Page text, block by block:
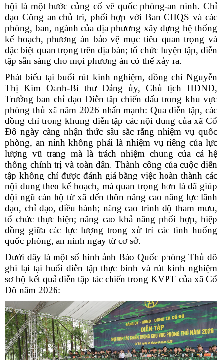
hội là một bước củng cố về quốc phòng-an ninh. Chỉ
đạo Công an chủ trì, phối hợp với Ban CHQS và các
phòng, ban, ngành của địa phương xây dựng hệ thống
kế hoạch, phương án bảo vệ mục tiêu quan trọng và
đặc biệt quan trọng trên địa bàn; tổ chức luyện tập, diễn
tập sẵn sàng cho mọi phương án có thể xảy ra.
Phát biểu tại buổi rút kinh nghiệm, đồng chí Nguyễn
Thị Kim Oanh-Bí thư Đảng ủy, Chủ tịch HĐND,
Trưởng ban chỉ đạo Diễn tập chiến đấu trong khu vực
phòng thủ xã năm 2026 nhấn mạnh: Qua diễn tập, các
đồng chí trong khung diễn tập các nội dung của xã Cổ
Đô ngày càng nhận thức sâu sắc rằng nhiệm vụ quốc
phòng, an ninh không phải là nhiệm vụ riêng của lực
lượng vũ trang mà là trách nhiệm chung của cả hệ
thống chính trị và toàn dân. Thành công của cuộc diễn
tập không chỉ được đánh giá bằng việc hoàn thành các
nội dung theo kế hoạch, mà quan trọng hơn là đã giúp
đội ngũ cán bộ từ xã đến thôn nâng cao năng lực lãnh
đạo, chỉ đạo, điều hành; nâng cao trình độ tham mưu,
tổ chức thực hiện; nâng cao khả năng phối hợp, hiệp
đồng giữa các lực lượng trong xử trí các tình huống
quốc phòng, an ninh ngay từ cơ sở.
Dưới đây là một số hình ảnh Báo Quốc phòng Thủ đô
ghi lại tại buổi diễn tập thực binh và rút kinh nghiệm
sơ bộ kết quả diễn tập tác chiến trong KVPT của xã Cổ
Đô năm 2026: